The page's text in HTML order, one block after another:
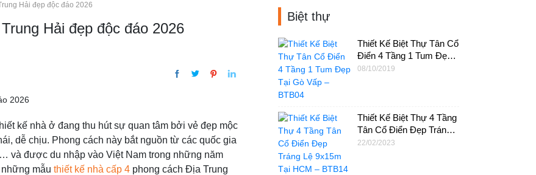
Hải đẹp độc đáo 2026
Hải đẹp độc đáo 2026
kế nhà ở đang thu hút sự quan tâm bởi vẻ đẹp mộc
dễ chịu. Phong cách này bắt nguồn từ các quốc gia
và được du nhập vào Việt Nam trong những năm
mẫu thiết kế nhà cấp 4 phong cách Địa Trung
Biệt thự
Thiết Kế Biệt Thự Tân Cổ
Điển 4 Tầng 1 Tum Đẹp
Tại Gò Vấp – BTB04
08/10/2019
Thiết Kế Biệt Thự 4 Tầng
Tân Cổ Điển Đẹp Tráng
Lệ 9x15m Tại HCM –
22/02/2023